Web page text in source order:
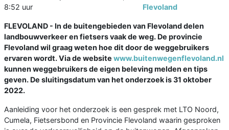
8:52 uur
Flevoland
FLEVOLAND - In de buitengebieden van Flevoland delen
landbouwverkeer en fietsers vaak de weg. De provincie
Flevoland wil graag weten hoe dit door de weggebruikers
ervaren wordt. Via de website www.buitenwegenflevoland.nl
kunnen weggebruikers de eigen beleving melden en tips
geven. De sluitingsdatum van het onderzoek is 31 oktober
2022.
Aanleiding voor het onderzoek is een gesprek met LTO Noord,
Cumela, Fietsersbond en Provincie Flevoland waarin gesproken